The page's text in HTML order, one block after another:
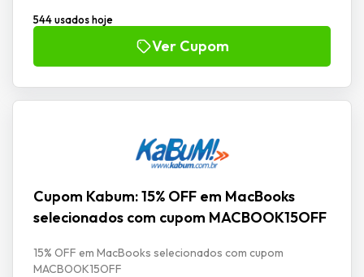
544 usados hoje
Ver Cupom
Cupom Kabum: 15% OFF em MacBooks
selecionados com cupom MACBOOK15OFF
15% OFF em MacBooks selecionados com cupom
MACBOOK15OFF